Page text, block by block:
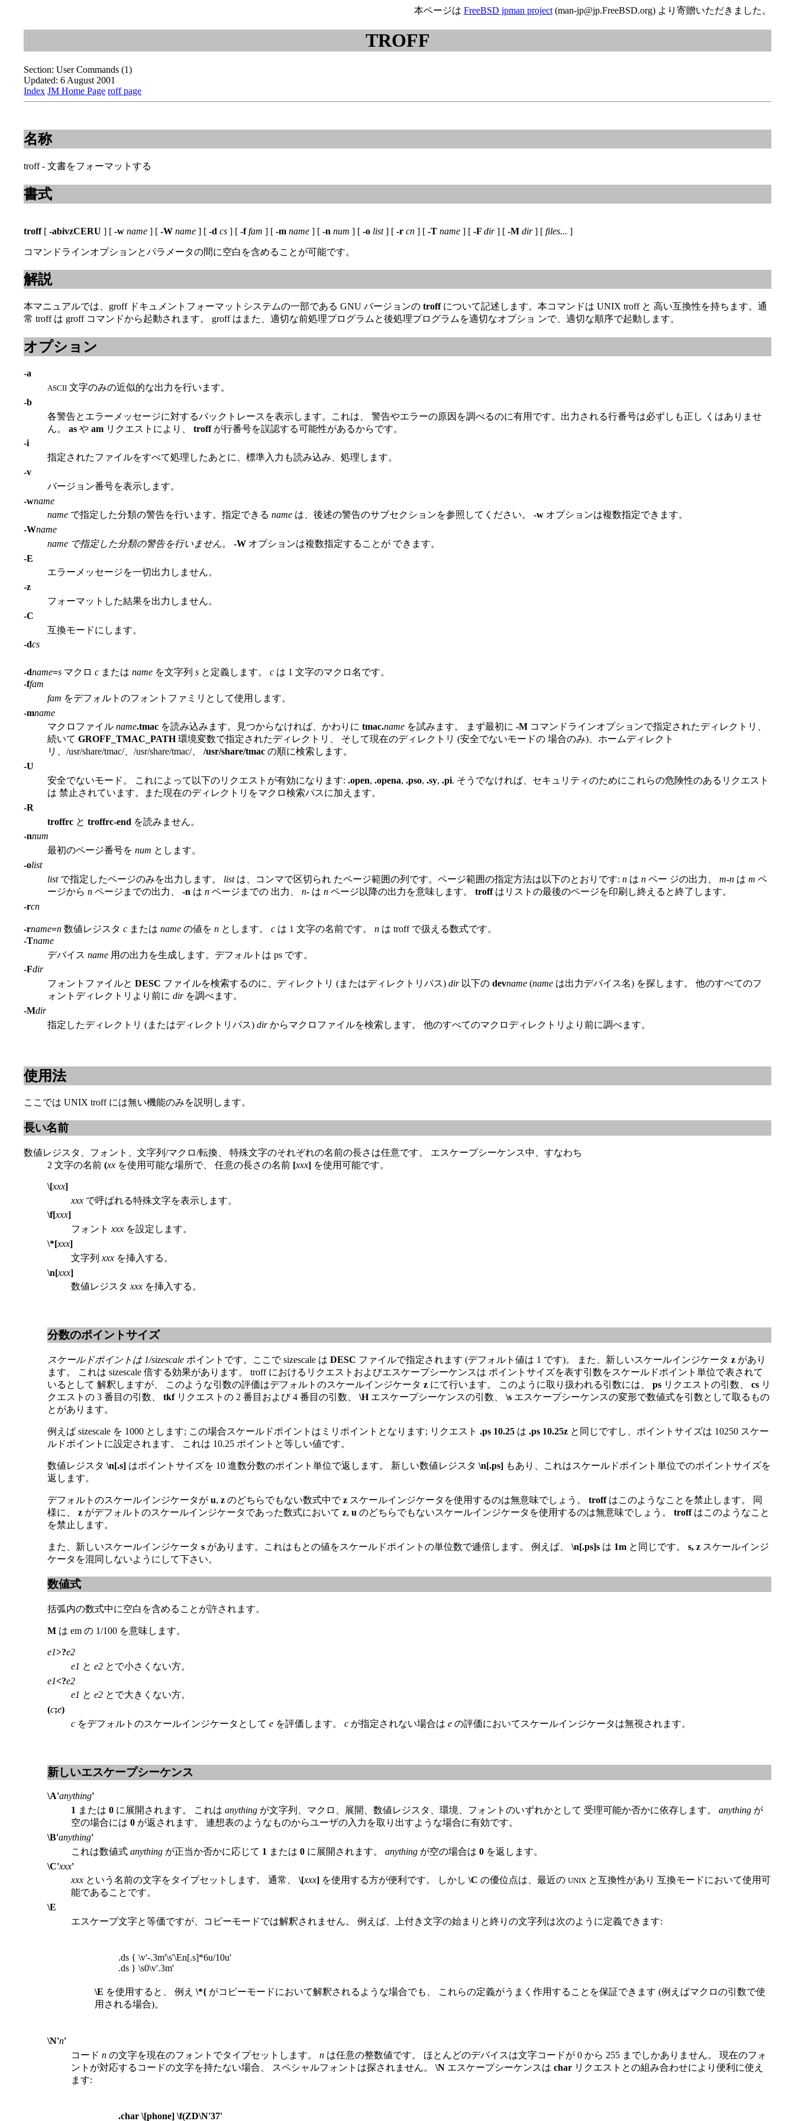
本ページは FreeBSD jpman project(man-jp@jp.FreeBSD.org) より寄贈いただきました。
TROFF
Section: User Commands (1)
Updated: 6 August 2001
Index JM Home Page roff page
名称
troff - 文書をフォーマットする
書式
troff[-abivzCERU ] [-wname ] [-Wname ] [-dcs ] [-ffam ] [-mname ] [-nnum ] [-o list] [-rcn ] [-Tname ] [-Fdir] [-Mdir] [files... ]
コマンドラインオプションとパラメータの間に空白を含めることが可能です。
解説
本マニュアルでは、groff ドキュメントフォーマットシステムの一部である GNU バージョンのtroffについて記述します。本コマンドは UNIX troff と 高い互換性を持ちます。通
常 troff は groff コマンドから起動されます。 groff はまた、適切な前処理プログラムと後処理プログラムを適切なオプショ ンで、適切な順序で起動します。
オプション
-a
ASCII 文字のみの近似的な出力を行います。
-b
各警告とエラーメッセージに対するバックトレースを表示します。これは、 警告やエラーの原因を調べるのに有用です。出力される行番号は必ずしも正し くはありませ
ん。as やam リクエストにより、troffが行番号を誤認する可能性があるからです。
-i
指定されたファイルをすべて処理したあとに、標準入力も読み込み、処理します。
-v
バージョン番号を表示します。
-wname
name で指定した分類の警告を行います。指定できるname は、後述の警告のサブセクションを参照してください。-w オプションは複数指定できます。
-Wname
name で指定した分類の警告を行いません。
-W オプションは複数指定することが できます。
-E
エラーメッセージを一切出力しません。
-z
フォーマットした結果を出力しません。
-C
互換モードにします。
-dcs
-dname=s マクロc またはname を文字列s と定義します。c は 1 文字のマクロ名です。
-ffam
fam をデフォルトのフォントファミリとして使用します。
-mname
マクロファイルname.tmac を読み込みます。見つからなければ、かわりにtmac.name を試みます。 まず最初に-M コマンドラインオプションで指定されたディレクトリ、
続いてGROFF_TMAC_PATH環境変数で指定されたディレクトリ、 そして現在のディレクトリ (安全でないモードの 場合のみ)、ホームディレクト
リ、/usr/share/tmac/、/usr/share/tmac/、/usr/share/tmac の順に検索します。
-U
安全でないモード。 これによって以下のリクエストが有効になります:.open,.opena,.pso,.sy,.pi. そうでなければ、セキュリティのためにこれらの危険性のあるリクエスト
は 禁止されています。また現在のディレクトリをマクロ検索パスに加えます。
-R
troffrc とtroffrc-end を読みません。
-nnum
最初のページ番号をnum とします。
-olist
listで指定したページのみを出力します。 listは、コンマで区切られ たページ範囲の列です。ページ範囲の指定方法は以下のとおりです:n はn ペー ジの出力、m-n はm ペ
ージからn ページまでの出力、-n はn ページまでの 出力、n- はn ページ以降の出力を意味します。troffはリストの最後のページを印刷し終えると終了します。
-rcn
-rname=n 数値レジスタc またはname の値をn とします。c は 1 文字の名前です。n は troff で扱える数式です。
-Tname
デバイスname 用の出力を生成します。デフォルトは ps です。
-Fdir
フォントファイルとDESC ファイルを検索するのに、ディレクトリ (またはディレクトリパス)dir以下のdevname (name は出力デバイス名) を探します。 他のすべてのフ
ォントディレクトリより前にdirを調べます。
-Mdir
指定したディレクトリ (またはディレクトリパス)dirからマクロファイルを検索します。 他のすべてのマクロディレクトリより前に調べます。
使用法
ここでは UNIX troff には無い機能のみを説明します。
長い名前
数値レジスタ、フォント、文字列/マクロ/転換、 特殊文字のそれぞれの名前の長さは任意です。 エスケープシーケンス中、すなわち
2 文字の名前(xx を使用可能な場所で、 任意の長さの名前 [xxx] を使用可能です。
\[xxx]
xxx で呼ばれる特殊文字を表示します。
\f[xxx]
フォントxxx を設定します。
\*[xxx]
文字列xxx を挿入する。
\n[xxx]
数値レジスタxxx を挿入する。
分数のポイントサイズ
スケールドポイントは 1/sizescale ポイントです。ここで sizescale はDESC ファイルで指定されます (デフォルト値は 1 です)。 また、新しいスケールインジケータz があり
ます。 これは sizescale 倍する効果があります。 troff におけるリクエストおよびエスケープシーケンスは ポイントサイズを表す引数をスケールドポイント単位で表されて
いるとして 解釈しますが、 このような引数の評価はデフォルトのスケールインジケータz にて行います。 このように取り扱われる引数には、ps リクエストの引数、cs リ
クエストの 3 番目の引数、tkfリクエストの 2 番目および 4 番目の引数、\Hエスケープシーケンスの引数、\s エスケープシーケンスの変形で数値式を引数として取るもの
とがあります。
例えば sizescale を 1000 とします; この場合スケールドポイントはミリポイントとなります; リクエスト.ps 10.25 は.ps 10.25z と同じですし、ポイントサイズは 10250 スケー
ルドポイントに設定されます。 これは 10.25 ポイントと等しい値です。
数値レジスタ\n[.s] はポイントサイズを 10 進数分数のポイント単位で返します。 新しい数値レジスタ\n[.ps] もあり、これはスケールドポイント単位でのポイントサイズを
返します。
デフォルトのスケールインジケータがu,z のどちらでもない数式中でz スケールインジケータを使用するのは無意味でしょう。troffはこのようなことを禁止します。 同
様に、z がデフォルトのスケールインジケータであった数式においてz,u のどちらでもないスケールインジケータを使用するのは無意味でしょう。troffはこのようなこと
を禁止します。
また、新しいスケールインジケータs があります。これはもとの値をスケールドポイントの単位数で逓倍します。 例えば、\n[.ps]s は 1m と同じです。s, z スケールインジ
ケータを混同しないようにして下さい。
数値式
括弧内の数式中に空白を含めることが許されます。
M は em の 1/100 を意味します。
e1>?e2
e1 とe2 とで小さくない方。
e1<?e2
e1 とe2 とで大きくない方。
(c;e)
c をデフォルトのスケールインジケータとしてe を評価します。c が指定されない場合はe の評価においてスケールインジケータは無視されます。
新しいエスケープシーケンス
\A'anything'
1 または0 に展開されます。 これはanything が文字列、マクロ、展開、数値レジスタ、環境、フォントのいずれかとして 受理可能か否かに依存します。anything が
空の場合には0 が返されます。 連想表のようなものからユーザの入力を取り出すような場合に有効です。
\B'anything'
これは数値式anything が正当か否かに応じて 1 または0 に展開されます。anything が空の場合は0 を返します。
\C'xxx'
xxx という名前の文字をタイプセットします。 通常、\[xxx] を使用する方が便利です。 しかし\C の優位点は、最近のUNIX と互換性があり 互換モードにおいて使用可
能であることです。
\E
エスケープ文字と等価ですが、コピーモードでは解釈されません。 例えば、上付き文字の始まりと終りの文字列は次のように定義できます:
.ds { \v'-.3m'\s'\En[.s]*6u/10u'
.ds } \s0\v'.3m'
\E を使用すると、 例え\*{ がコピーモードにおいて解釈されるような場合でも、 これらの定義がうまく作用することを保証できます (例えばマクロの引数で使
用される場合)。
\N'n'
コードn の文字を現在のフォントでタイプセットします。n は任意の整数値です。 ほとんどのデバイスは文字コードが 0 から 255 までしかありません。 現在のフォ
ントが対応するコードの文字を持たない場合、 スペシャルフォントは探されません。\N エスケープシーケンスはchar リクエストとの組み合わせにより便利に使え
ます:
.char \[phone] \f(ZD\N'37'